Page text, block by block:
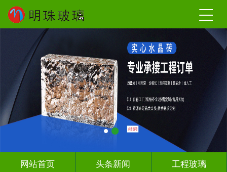
网站首页 头条新闻 工程玻璃